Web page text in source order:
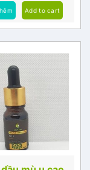
Add to cart